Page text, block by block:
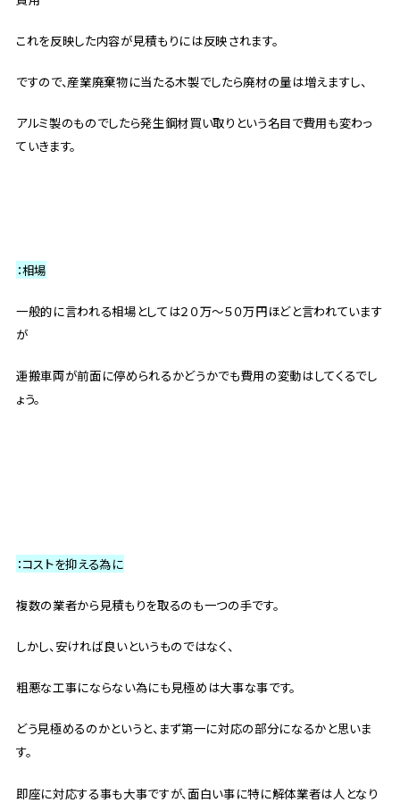
これを反映した内容が見積もりには反映されます。
ですので、産業廃棄物に当たる木製でしたら廃材の量は増えますし、
アルミ製のものでしたら発生鋼材買い取りという名目で費用も変わっ
ていきます。
：相場
一般的に言われる相場としては２０万～５０万円ほどと言われています
が
運搬車両が前面に停められるかどうかでも費用の変動はしてくるでし
ょう。
：コストを抑える為に
複数の業者から見積もりを取るのも一つの手です。
しかし、安ければ良いというものではなく、
粗悪な工事にならない為にも見極めは大事な事です。
どう見極めるのかというと、まず第一に対応の部分になるかと思いま
す。
即座に対応する事も大事ですが、面白い事に特に解体業者は人となり